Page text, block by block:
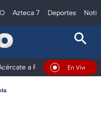
Azteca 7 Deportes
a Rocío Al Extremo
En Vivo